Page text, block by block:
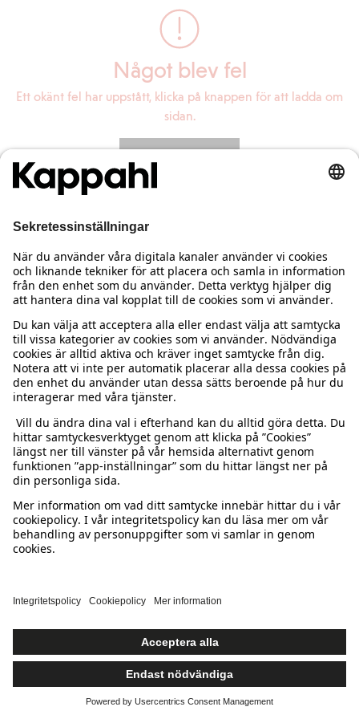
Något blev fel
Ett okänt fel har uppstått, klicka på knappen för att ladda om
sidan.